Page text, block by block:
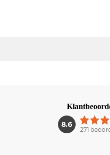
8.6 1
271